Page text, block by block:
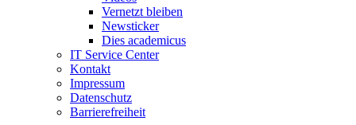
Vernetzt bleiben
Newsticker
Dies academicus
IT Service Center
Kontakt
Impressum
Datenschutz
Barrierefreiheit